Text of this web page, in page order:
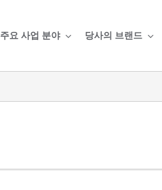
주요 사업 분야 당사의 브랜드